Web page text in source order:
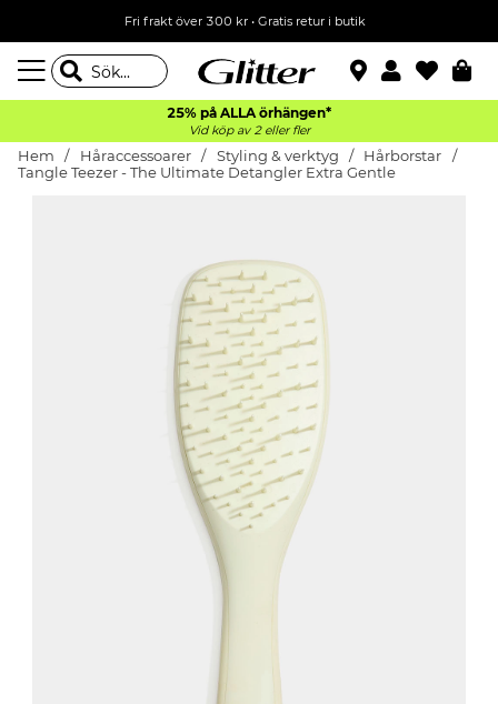
Fri frakt över 300 kr• Gratis retur i butik
25% på ALLA örhängen*
Vid köp av 2 eller fler
Hem Håraccessoarer Styling & verktyg
Hårborstar
Tangle Teezer - The Ultimate Detangler Extra Gentle